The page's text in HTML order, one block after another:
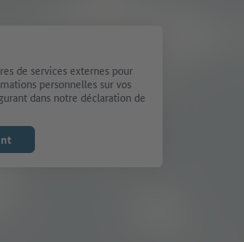
de services externes pour
personnelles sur vos
dans notre déclaration de